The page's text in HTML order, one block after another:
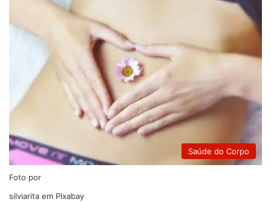
Saúde do Corpo
Foto por
silviarita em Pixabay